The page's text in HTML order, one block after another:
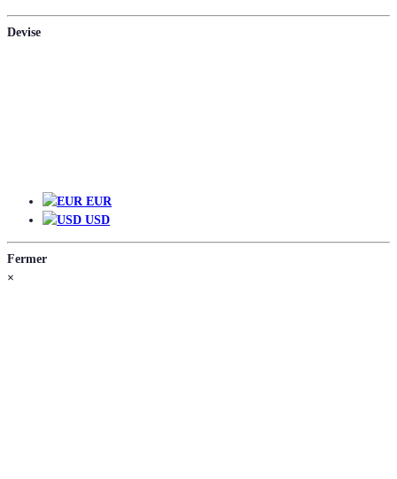
Devise
EUR
USD
Fermer
×